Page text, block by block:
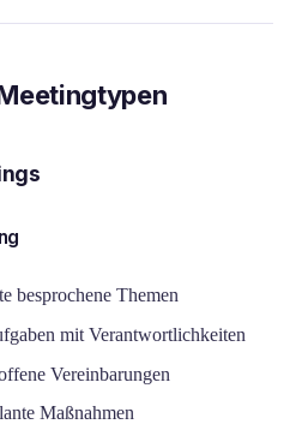
besprochene Themen
mit Verantwortlichkeiten
Vereinbarungen
Maßnahmen